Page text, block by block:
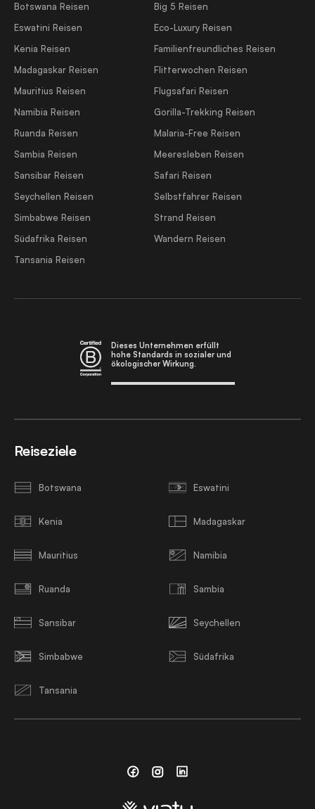
Botswana Reisen
Eswatini Reisen
Kenia Reisen
Madagaskar Reisen
Mauritius Reisen
Namibia Reisen
Ruanda Reisen
Sambia Reisen
Sansibar Reisen
Seychellen Reisen
Simbabwe Reisen
Südafrika Reisen
Tansania Reisen
Big 5 Reisen
Eco-Luxury Reisen
Familienfreundliches Reisen
Flitterwochen Reisen
Flugsafari Reisen
Gorilla-Trekking Reisen
Malaria-Free Reisen
Meeresleben Reisen
Safari Reisen
Selbstfahrer Reisen
Strand Reisen
Wandern Reisen
Dieses Unternehmen erfüllt
hohe Standards in sozialer und
ökologischer Wirkung.
Reiseziele
Botswana Eswatini
Kenia Madagaskar
Mauritius Namibia
Ruanda Sambia
Sansibar Seychellen
Simbabwe Südafrika
Tansania
FacebookInstagramLinkedin